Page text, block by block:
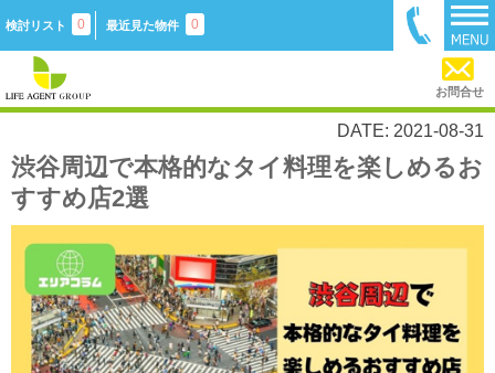
検討リスト 0 最近見た物件 0
お問合せ
DATE: 2021-08-31
渋谷周辺で本格的なタイ料理を楽しめるお
すすめ店2選